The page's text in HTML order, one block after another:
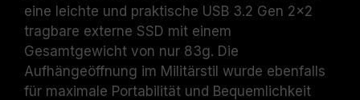
eine leichte und praktische USB 3.2 Gen 2x2
tragbare externe SSD mit einem
Gesamtgewicht von nur 83g. Die
Aufhängeöffnung im Militärstil wurde ebenfalls
für maximale Portabilität und Bequemlichkeit